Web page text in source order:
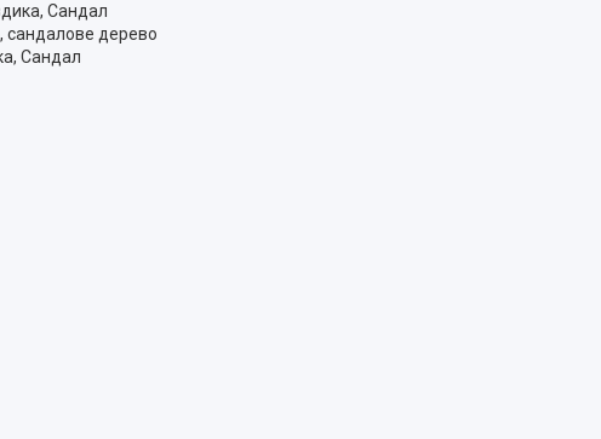
Сандал
сандалове дерево
Сандал